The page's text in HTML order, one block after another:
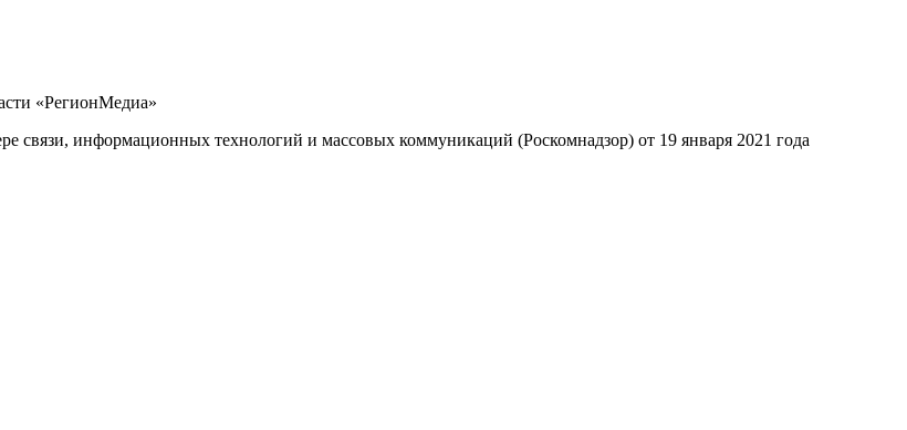
«РегионМедиа»
связи, информационных технологий и массовых коммуникаций (Роскомнадзор) от 19 января 2021 года